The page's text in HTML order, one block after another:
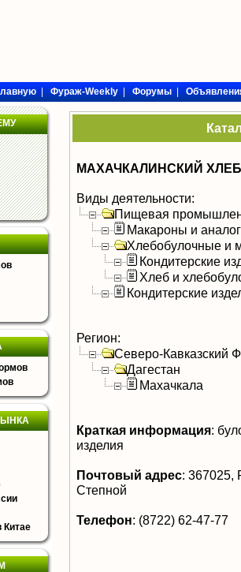
|Фураж-Weekly|Форумы|
Китае
МАХАЧКАЛИНСКИЙ
Виды деятельности:
Пищевая
Макароны и
Хлебобулочные и
Кондитерские
Хлеб и
Кондитерские
Регион:
Северо-Кавказский
Дагестан
Махачкала
Краткая информация:
изделия
Почтовый адрес: 367025,
Степной
Телефон: (8722) 62-47-77